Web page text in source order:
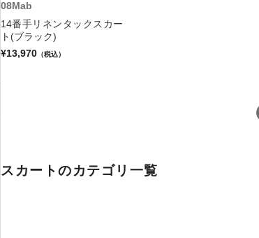
08Mab
14番手リネンタックスカー
ト(ブラック)
¥13,970 （税込）
スカートのカテゴリ一覧